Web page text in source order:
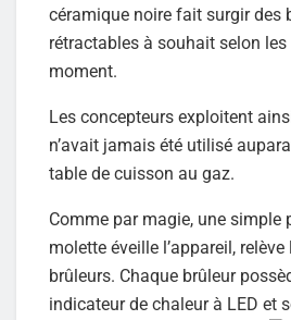
céramique noire fait surgir des
rétractables à souhait selon
moment.
Les concepteurs exploitent
n’avait jamais été utilisé
table de cuisson au gaz.
Comme par magie, une simple
molette éveille l’appareil,
brûleurs. Chaque brûleur
indicateur de chaleur à LED et